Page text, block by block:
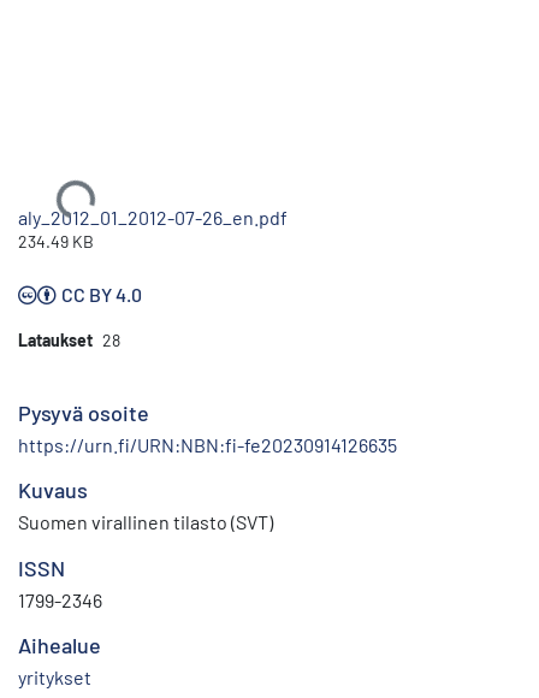
Ladataan...
aly_2012_01_2012-07-26_en.pdf
234.49 KB
CC BY 4.0
Lataukset 28
Pysyvä osoite
https://urn.fi/URN:NBN:fi-fe20230914126635
Kuvaus
Suomen virallinen tilasto (SVT)
ISSN
1799-2346
Aihealue
yritykset